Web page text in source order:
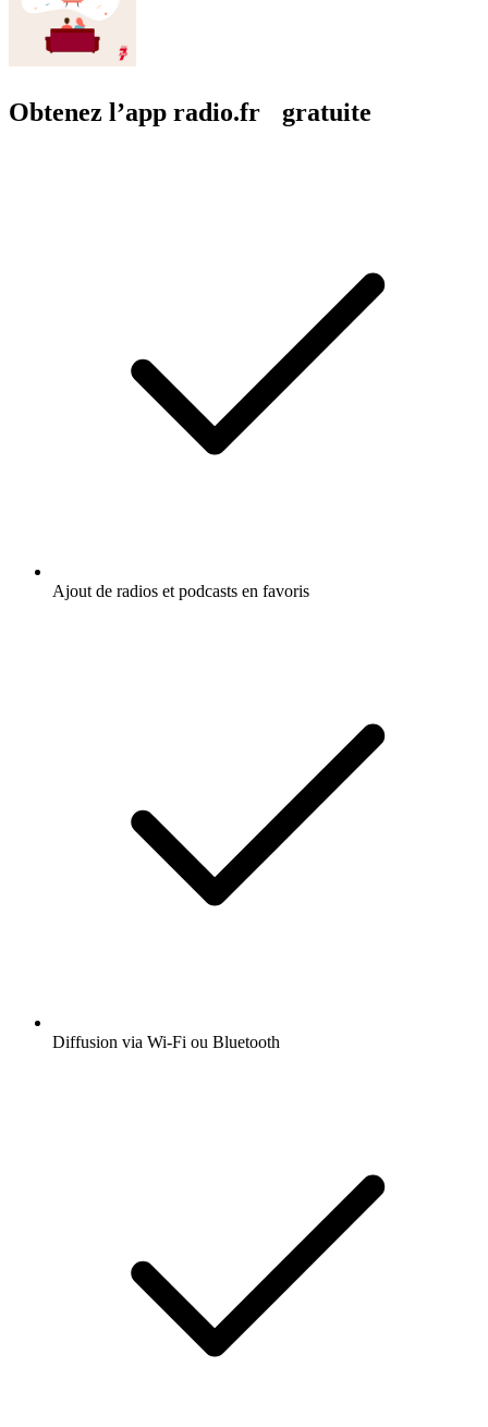
Obtenez l’app radio.fr gratuite
Ajout de radios et podcasts en favoris
Diffusion via Wi-Fi ou Bluetooth